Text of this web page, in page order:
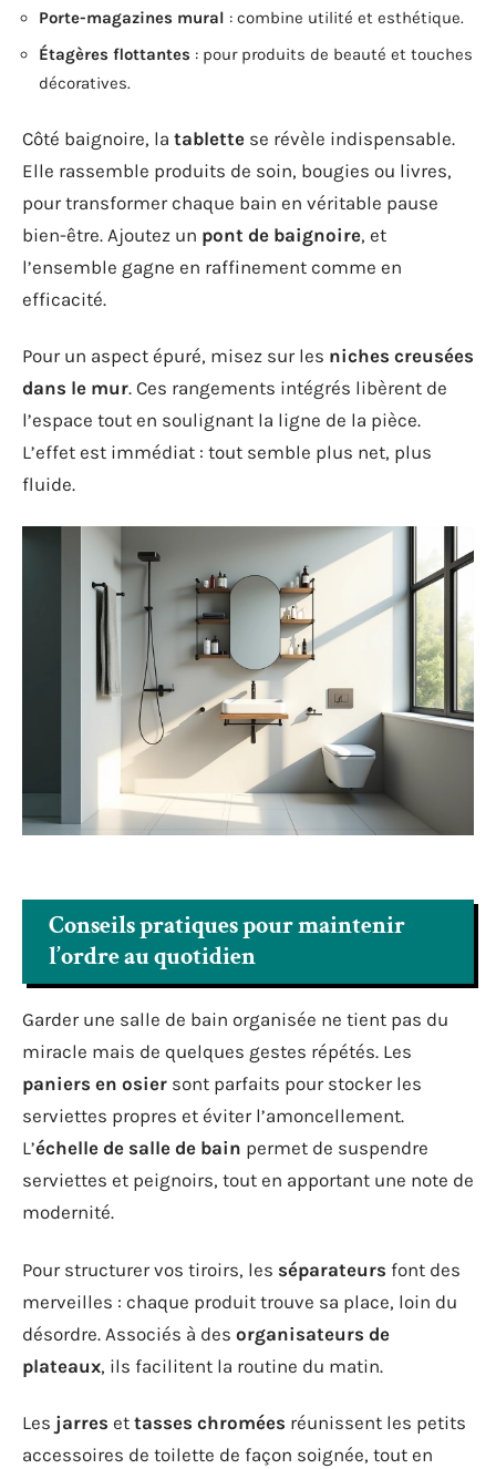
Porte-magazines mural : combine utilité et esthétique.
Étagères flottantes : pour produits de beauté et touches
décoratives.
Côté baignoire, la tablette se révèle indispensable.
Elle rassemble produits de soin, bougies ou livres,
pour transformer chaque bain en véritable pause
bien-être. Ajoutez un pont de baignoire, et
l’ensemble gagne en raffinement comme en
efficacité.
Pour un aspect épuré, misez sur les niches creusées
dans le mur. Ces rangements intégrés libèrent de
l’espace tout en soulignant la ligne de la pièce.
L’effet est immédiat : tout semble plus net, plus
fluide.
Conseils pratiques pour maintenir
l’ordre au quotidien
Garder une salle de bain organisée ne tient pas du
miracle mais de quelques gestes répétés. Les
paniers en osier sont parfaits pour stocker les
serviettes propres et éviter l’amoncellement.
L’échelle de salle de bain permet de suspendre
serviettes et peignoirs, tout en apportant une note de
modernité.
Pour structurer vos tiroirs, les séparateurs font des
merveilles : chaque produit trouve sa place, loin du
désordre. Associés à des organisateurs de
plateaux, ils facilitent la routine du matin.
Les jarres et tasses chromées réunissent les petits
accessoires de toilette de façon soignée, tout en